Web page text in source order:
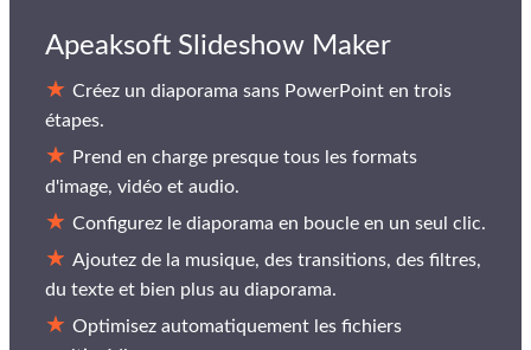
Apeaksoft Slideshow Maker
Créez un diaporama sans PowerPoint en trois
étapes.
Prend en charge presque tous les formats
d'image, vidéo et audio.
Configurez le diaporama en boucle en un seul clic.
Ajoutez de la musique, des transitions, des filtres,
du texte et bien plus au diaporama.
Optimisez automatiquement les fichiers